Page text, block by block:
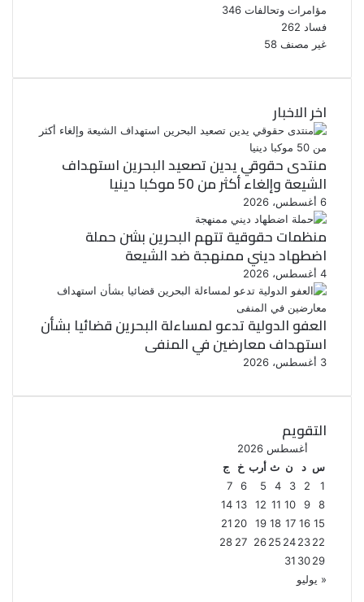
مؤامرات وتحالفات 346
فساد 262
غير مصنف 58
اخر الاخبار
منتدى حقوقي يدين تصعيد البحرين استهداف
الشيعة وإلغاء أكثر من 50 موكبا دينيا
6 أغسطس، 2026
منظمات حقوقية تتهم البحرين بشن حملة
اضطهاد ديني ممنهجة ضد الشيعة
4 أغسطس، 2026
العفو الدولية تدعو لمساءلة البحرين قضائيا بشأن
استهداف معارضين في المنفى
3 أغسطس، 2026
التقويم
أغسطس 2026
س د ن ث أرب خ
ج
1
2
3
4
5
6
7
8
9
10
11
12
13
14
15
16
17
18
19
20
21
22
23
24
25
26
27
28
29
30
31
« يوليو